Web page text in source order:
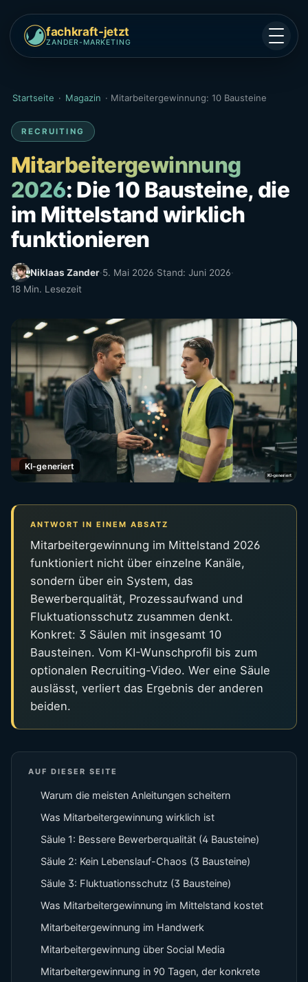
fachkraft-jetzt
ZANDER-MARKETING
Startseite · Magazin · Mitarbeitergewinnung: 10 Bausteine
RECRUITING
Mitarbeitergewinnung
2026: Die 10 Bausteine, die
im Mittelstand wirklich
funktionieren
Niklaas Zander·5. Mai 2026·Stand: Juni 2026·
18 Min. Lesezeit
KI-generiert
ANTWORT IN EINEM ABSATZ
Mitarbeitergewinnung im Mittelstand 2026
funktioniert nicht über einzelne Kanäle,
sondern über ein System, das
Bewerberqualität, Prozessaufwand und
Fluktuationsschutz zusammen denkt.
Konkret: 3 Säulen mit insgesamt 10
Bausteinen. Vom KI-Wunschprofil bis zum
optionalen Recruiting-Video. Wer eine Säule
auslässt, verliert das Ergebnis der anderen
beiden.
AUF DIESER SEITE
Warum die meisten Anleitungen scheitern
Was Mitarbeitergewinnung wirklich ist
Säule 1: Bessere Bewerberqualität (4 Bausteine)
Säule 2: Kein Lebenslauf-Chaos (3 Bausteine)
Säule 3: Fluktuationsschutz (3 Bausteine)
Was Mitarbeitergewinnung im Mittelstand kostet
Mitarbeitergewinnung im Handwerk
Mitarbeitergewinnung über Social Media
Mitarbeitergewinnung in 90 Tagen, der konkrete